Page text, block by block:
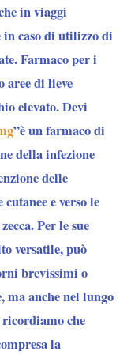
in viaggi
caso di utilizzo di
Farmaco per i
aree di lieve
elevato. Devi
”è un farmaco di
della infezione
delle
e verso le
Per le sue
versatile, può
brevissimi o
ma anche nel lungo
che
la